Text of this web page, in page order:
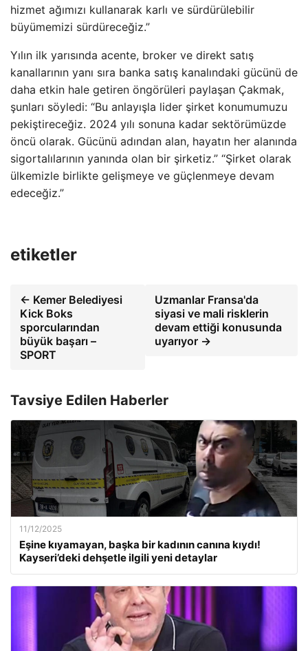
hizmet ağımızı kullanarak karlı ve sürdürülebilir
büyümemizi sürdüreceğiz.”
Yılın ilk yarısında acente, broker ve direkt satış
kanallarının yanı sıra banka satış kanalındaki gücünü de
daha etkin hale getiren öngörüleri paylaşan Çakmak,
şunları söyledi: “Bu anlayışla lider şirket konumumuzu
pekiştireceğiz. 2024 yılı sonuna kadar sektörümüzde
öncü olarak. Gücünü adından alan, hayatın her alanında
sigortalılarının yanında olan bir şirketiz.” “Şirket olarak
ülkemizle birlikte gelişmeye ve güçlenmeye devam
edeceğiz.”
etiketler
← Kemer Belediyesi
Kick Boks
sporcularından
büyük başarı –
SPORT
Uzmanlar Fransa'da
siyasi ve mali risklerin
devam ettiği konusunda
uyarıyor →
Tavsiye Edilen Haberler
11/12/2025
Eşine kıyamayan, başka bir kadının canına kıydı!
Kayseri’deki dehşetle ilgili yeni detaylar